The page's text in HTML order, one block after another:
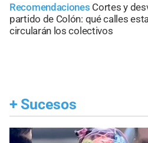
Recomendaciones Cortes y
partido de Colón: qué calles
circularán los colectivos
+ Sucesos